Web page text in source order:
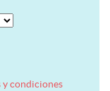
condiciones